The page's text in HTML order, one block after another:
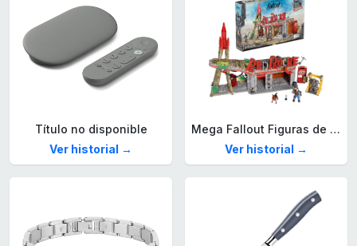
Título no disponible
Ver historial →
Mega Fallout Figuras de acción y Juguetes de construcción, Parada de Camiones Red Rocket con 824 Piezas, 2 Personajes articulados y Accesorios, para coleccionistas, HXT00
Ver historial →